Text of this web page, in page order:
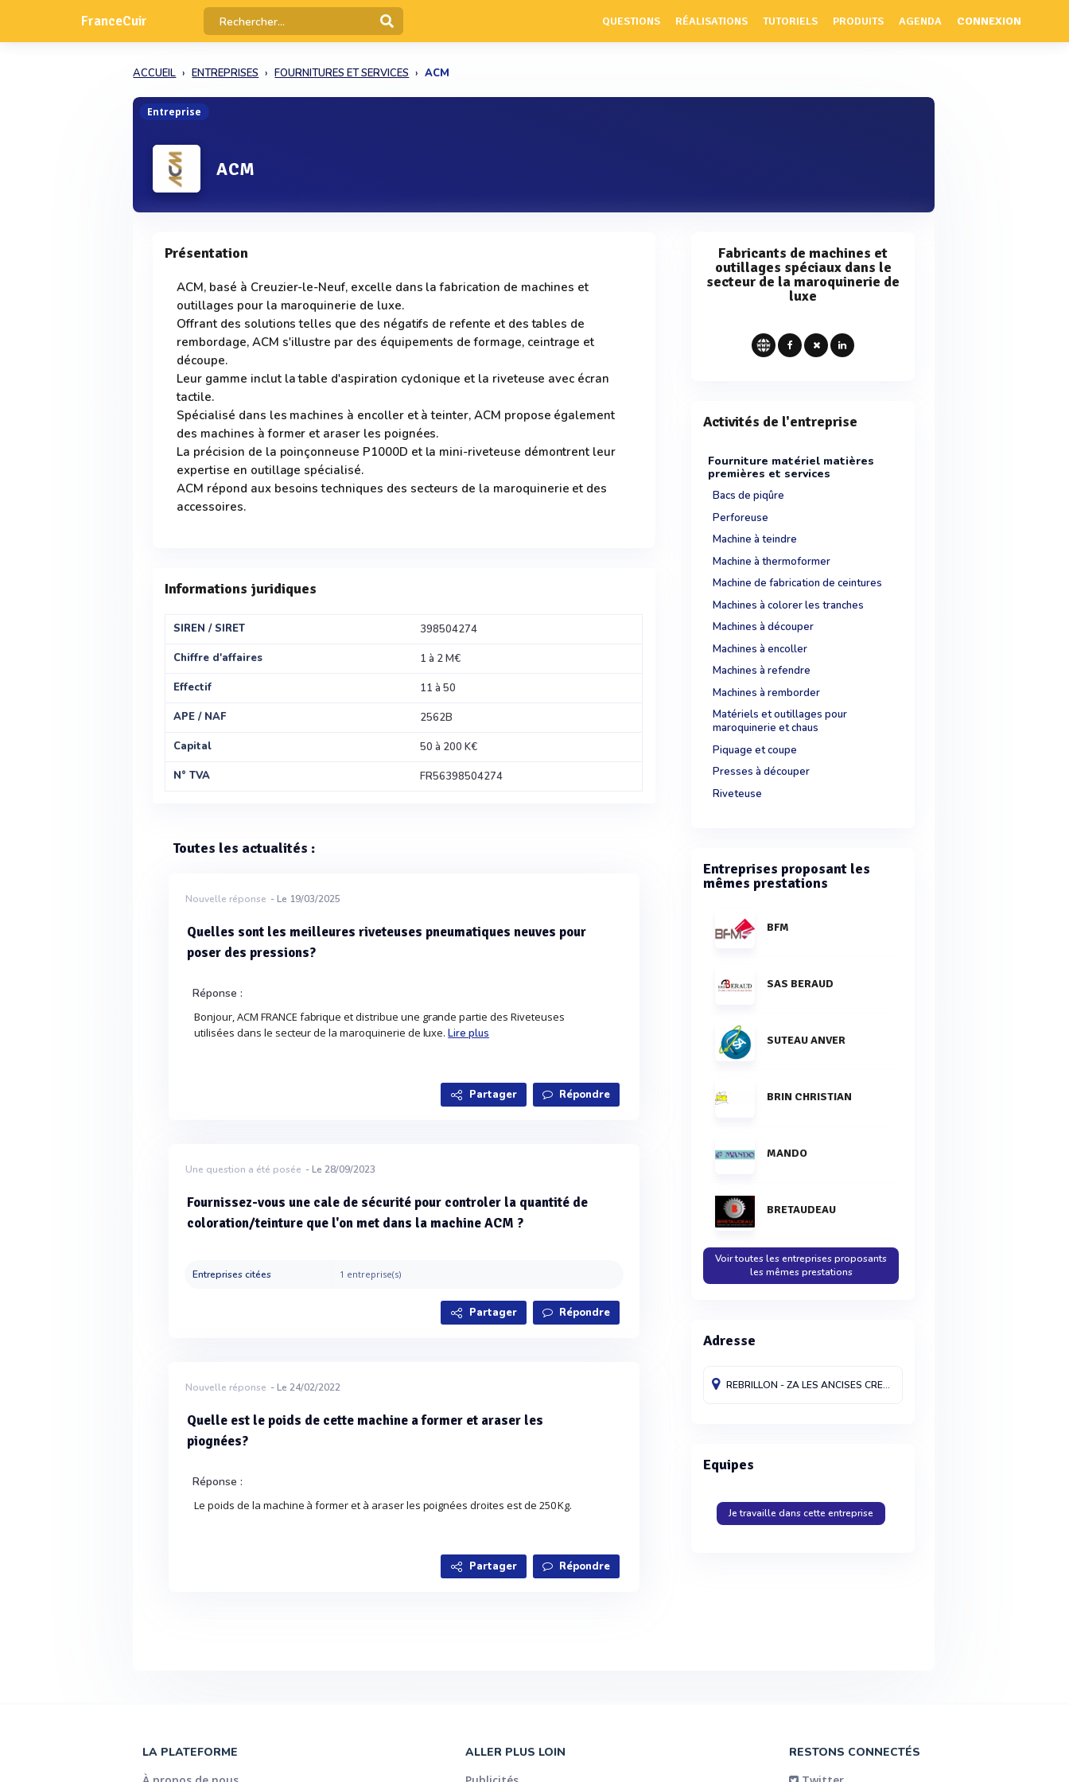
FranceCuir QUESTIONS RÉALISATIONS TUTORIELS PRODUITS AGENDA CONNEXION
ACCUEIL ENTREPRISES FOURNITURES ET SERVICES ACM
Entreprise
ACM
Présentation
ACM, basé à Creuzier-le-Neuf, excelle dans la fabrication de machines et
outillages pour la maroquinerie de luxe.
Offrant des solutions telles que des négatifs de refente et des tables de
rembordage, ACM s'illustre par des équipements de formage, ceintrage et
découpe.
Leur gamme inclut la table d'aspiration cyclonique et la riveteuse avec écran
tactile.
Spécialisé dans les machines à encoller et à teinter, ACM propose également
des machines à former et araser les poignées.
La précision de la poinçonneuse P1000D et la mini-riveteuse démontrent leur
expertise en outillage spécialisé.
ACM répond aux besoins techniques des secteurs de la maroquinerie et des
accessoires.
Informations juridiques
SIREN / SIRET
398504274
Chiffre d'affaires
1 à 2 M€
Effectif
11 à 50
APE / NAF
2562B
Capital
50 à 200 K€
N° TVA
FR56398504274
Toutes les actualités :
Nouvelle réponse - Le 19/03/2025
Quelles sont les meilleures riveteuses pneumatiques neuves pour
poser des pressions?
Réponse :
Bonjour, ACM FRANCE fabrique et distribue une grande partie des Riveteuses
utilisées dans le secteur de la maroquinerie de luxe.Lire plus
Partager Répondre
Une question a été posée - Le 28/09/2023
Fournissez-vous une cale de sécurité pour controler la quantité de
coloration/teinture que l'on met dans la machine ACM ?
Entreprises citées 1 entreprise(s)
Partager Répondre
Nouvelle réponse - Le 24/02/2022
Quelle est le poids de cette machine a former et araser les
piognées?
Réponse :
Le poids de la machine à former et à araser les poignées droites est de 250 Kg.
Partager Répondre
Fabricants de machines et
outillages spéciaux dans le
secteur de la maroquinerie de
luxe
Activités de l'entreprise
Fourniture matériel matières
premières et services
Bacs de piqûre
Perforeuse
Machine à teindre
Machine à thermoformer
Machine de fabrication de ceintures
Machines à colorer les tranches
Machines à découper
Machines à encoller
Machines à refendre
Machines à remborder
Matériels et outillages pour
maroquinerie et chaus
Piquage et coupe
Presses à découper
Riveteuse
Entreprises proposant les
mêmes prestations
BFM
SAS BERAUD
SUTEAU ANVER
BRIN CHRISTIAN
MANDO
BRETAUDEAU
Voir toutes les entreprises proposants
les mêmes prestations
Adresse
REBRILLON - ZA LES ANCISESCREUZIER-LE-NEUF
Equipes
Je travaille dans cette entreprise
LA PLATEFORME
ALLER PLUS LOIN
RESTONS CONNECTÉS